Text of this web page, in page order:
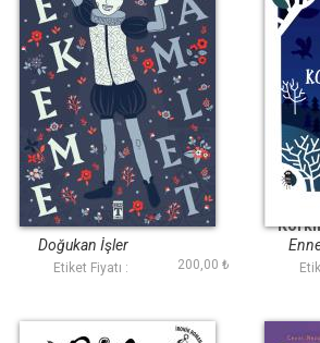
Kekeme Hamlet
Doğukan İ̇şler
Etiket Fiyatı : 200,00 ₺
Ben